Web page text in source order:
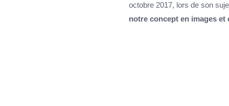
octobre 2017, lors de son
notre concept en images